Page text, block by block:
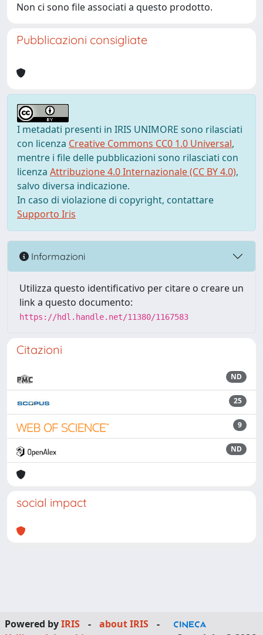
Non ci sono file associati a questo prodotto.
Pubblicazioni consigliate
I metadati presenti in IRIS UNIMORE sono rilasciati
con licenza Creative Commons CC0 1.0 Universal,
mentre i file delle pubblicazioni sono rilasciati con
licenza Attribuzione 4.0 Internazionale (CC BY 4.0),
salvo diversa indicazione.
In caso di violazione di copyright, contattare
Supporto Iris
Informazioni
Utilizza questo identificativo per citare o creare un
link a questo documento:
https://hdl.handle.net/11380/1167583
Citazioni
ND
25
9
ND
social impact
Powered byIRIS - about IRIS
-